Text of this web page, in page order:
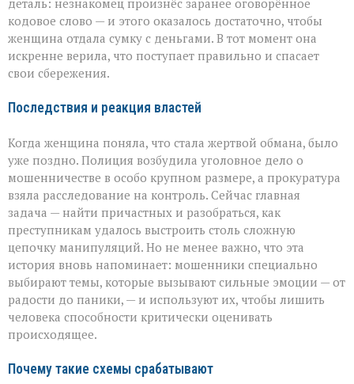
деталь: незнакомец произнёс заранее оговорённое
кодовое слово — и этого оказалось достаточно, чтобы
женщина отдала сумку с деньгами. В тот момент она
искренне верила, что поступает правильно и спасает
свои сбережения.
Последствия и реакция властей
Когда женщина поняла, что стала жертвой обмана, было
уже поздно. Полиция возбудила уголовное дело о
мошенничестве в особо крупном размере, а прокуратура
взяла расследование на контроль. Сейчас главная
задача — найти причастных и разобраться, как
преступникам удалось выстроить столь сложную
цепочку манипуляций. Но не менее важно, что эта
история вновь напоминает: мошенники специально
выбирают темы, которые вызывают сильные эмоции — от
радости до паники, — и используют их, чтобы лишить
человека способности критически оценивать
происходящее.
Почему такие схемы срабатывают